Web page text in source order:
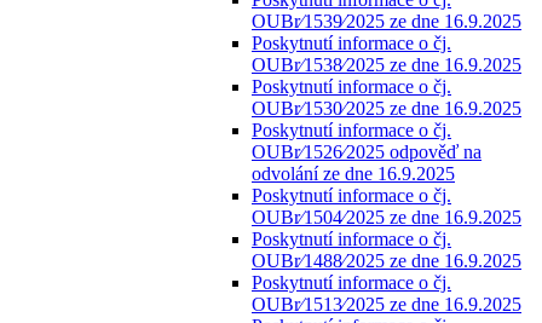
OUBr⁄1539⁄2025 ze dne 16.9.2025
Poskytnutí informace o čj.
OUBr⁄1538⁄2025 ze dne 16.9.2025
Poskytnutí informace o čj.
OUBr⁄1530⁄2025 ze dne 16.9.2025
Poskytnutí informace o čj.
OUBr⁄1526⁄2025 odpověď na
odvolání ze dne 16.9.2025
Poskytnutí informace o čj.
OUBr⁄1504⁄2025 ze dne 16.9.2025
Poskytnutí informace o čj.
OUBr⁄1488⁄2025 ze dne 16.9.2025
Poskytnutí informace o čj.
OUBr⁄1513⁄2025 ze dne 16.9.2025